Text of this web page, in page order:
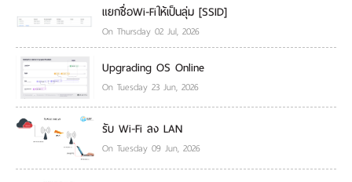
แยกชื่อWi-Fiให้เป็นลุ่ม [SSID]
On Thursday 02 Jul, 2026
Upgrading OS Online
On Tuesday 23 Jun, 2026
รับ Wi-Fi ลง LAN
On Tuesday 09 Jun, 2026